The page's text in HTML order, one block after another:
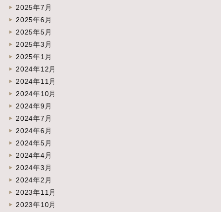
2025年7月
2025年6月
2025年5月
2025年3月
2025年1月
2024年12月
2024年11月
2024年10月
2024年9月
2024年7月
2024年6月
2024年5月
2024年4月
2024年3月
2024年2月
2023年11月
2023年10月